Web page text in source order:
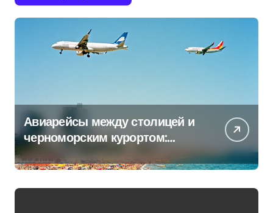
Авиарейсы между столицей и
черноморским курортом:
перечень всех операторов